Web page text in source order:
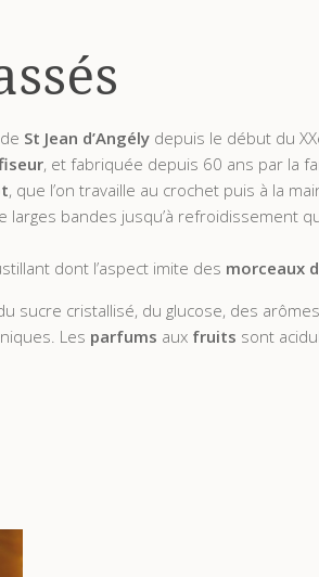
St Jean d’Angély depuis le début du
, et fabriquée depuis 60 ans par la
, que l’on travaille au crochet puis à la
bandes jusqu’à refroidissement
dont l’aspect imite des morceaux
sucre cristallisé, du glucose, des
Les parfums aux fruits sont